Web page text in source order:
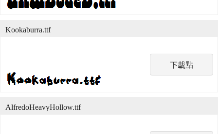
下載點
Kookaburra.ttf
AlfredoHeavyHollow.ttf